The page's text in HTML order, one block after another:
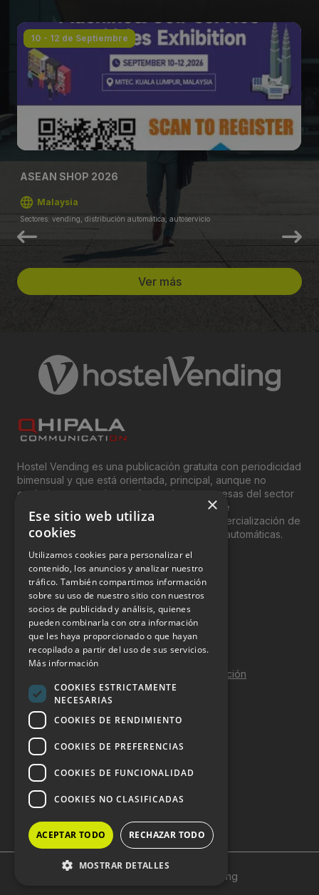
10 - 12 de Septiembre
ASEAN SHOP 2026
Malaysia
Sectores: vending, distribución automática, autoservicio
Ver más
Hostel Vending es una publicación gratuita con periodicidad
bimensual y que está orientada, principal, aunque no
exclusivamente, a los profesionales y empresas del sector
del “Vending”; nombre con el que se conoce
genéricamente entre profesionales a la comercialización de
productos y servicios a través de máquinas automáticas.
INFORMACIÓN LEGAL
Aviso Legal
Política de Privacidad
Política de Cookies
Política de calidad y seguridad de la información
Contacto
DOSSIER Y CONTRATACIÓN
Dossier 2026 (ES)
Dossier 2026 (EN)
Copyright © 2024 HostelVending
×
Ese sitio web utiliza
cookies
Utilizamos cookies para personalizar el
contenido, los anuncios y analizar nuestro
tráfico. También compartimos información
sobre su uso de nuestro sitio con nuestros
socios de publicidad y análisis, quienes
pueden combinarla con otra información
que les haya proporcionado o que hayan
recopilado a partir del uso de sus servicios.
Más información
COOKIES ESTRICTAMENTE
NECESARIAS
COOKIES DE RENDIMIENTO
COOKIES DE PREFERENCIAS
COOKIES DE FUNCIONALIDAD
COOKIES NO CLASIFICADAS
ACEPTAR TODO RECHAZAR TODO
MOSTRAR DETALLES